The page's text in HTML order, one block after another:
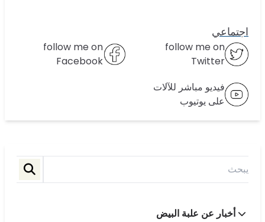
أخبار عن علبة البيض
اجتماعي
follow me on
Twitter
follow me on
Facebook
فيديو مباشر للآلات
على يوتيوب